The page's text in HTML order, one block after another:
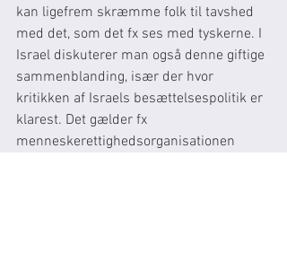
kan ligefrem skræmme folk til tavshed
med det, som det fx ses med tyskerne. I
Israel diskuterer man også denne giftige
sammenblanding, især der hvor
kritikken af Israels besættelsespolitik er
klarest. Det gælder fx
menneskerettighedsorganisationen